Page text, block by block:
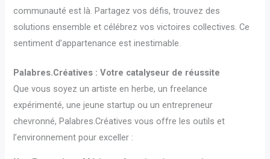
communauté est là. Partagez vos défis, trouvez des
solutions ensemble et célébrez vos victoires collectives. Ce
sentiment d’appartenance est inestimable.
Palabres.Créatives : Votre catalyseur de réussite
Que vous soyez un artiste en herbe, un freelance
expérimenté, une jeune startup ou un entrepreneur
chevronné, Palabres.Créatives vous offre les outils et
l’environnement pour exceller :